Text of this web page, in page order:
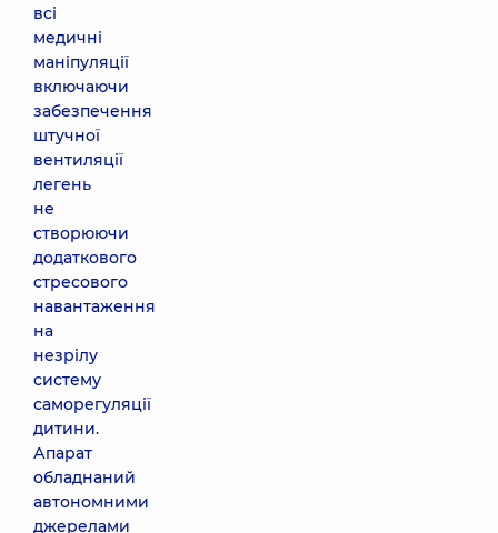
всі
медичні
маніпуляції
включаючи
забезпечення
штучної
вентиляції
легень
не
створюючи
додаткового
стресового
навантаження
на
незрілу
систему
саморегуляції
дитини.
Апарат
обладнаний
автономними
джерелами